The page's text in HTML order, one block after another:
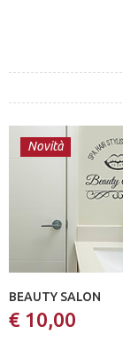
Novità
BEAUTY SALON
€ 10,00